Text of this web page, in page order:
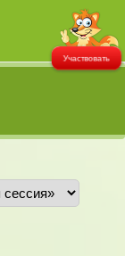
Участвовать